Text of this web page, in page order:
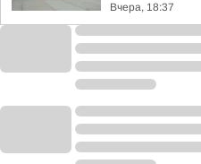
Вчера, 18:37